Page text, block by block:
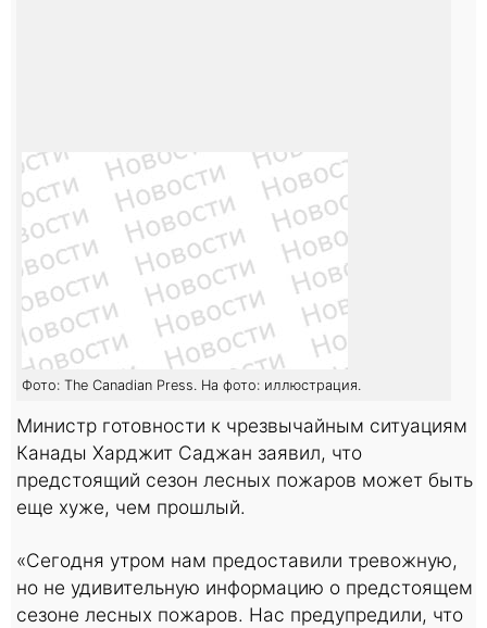
Фото: The Canadian Press. На фото: иллюстрация.
Министр готовности к чрезвычайным ситуациям
Канады Харджит Саджан заявил, что
предстоящий сезон лесных пожаров может быть
еще хуже, чем прошлый.
«Сегодня утром нам предоставили тревожную,
но не удивительную информацию о предстоящем
сезоне лесных пожаров. Нас предупредили, что